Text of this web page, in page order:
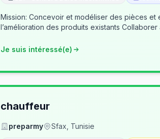
Mission: Concevoir et modéliser des pièces et
l’amélioration des produits existants Collaborer
Je suis intéressé(e)
chauffeur
preparmy Sfax, Tunisie